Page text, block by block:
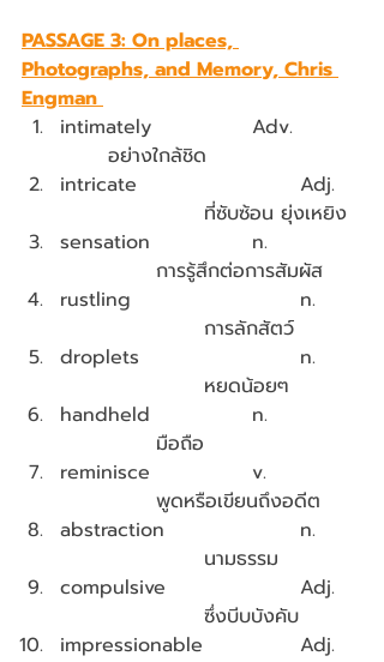
PASSAGE 3: On places,
Photographs, and Memory, Chris
Engman
intimately			Adv.
intricate				Adj.
			ที่ซับซ้อน ยุ่งเหยิง
sensation			n.
		การรู้สึกต่อการสัมผัส
rustling				n.
			การลักสัตว์
droplets				n.
			หยดน้อยๆ
handheld			n.
		มือถือ
reminisce			v.
		พูดหรือเขียนถึงอดีต
abstraction			n.
			นามธรรม
compulsive			Adj.
			ซึ่งบีบบังคับ
impressionable		Adj.